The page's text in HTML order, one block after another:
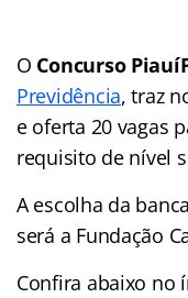
O Concurso
Previdência, traz
e oferta 20 vagas
requisito de nível
A escolha da
será a Fundação
Confira abaixo no